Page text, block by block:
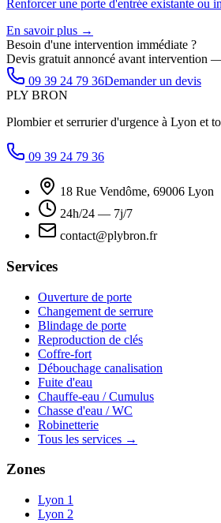
Renforcer une porte d'entrée existante ou
En savoir plus →
Besoin d'une intervention immédiate ?
Devis gratuit annoncé avant intervention
09 39 24 79 36Demander un devis
PLY BRON
Plombier et serrurier d'urgence à Lyon et
09 39 24 79 36
18 Rue Vendôme, 69006 Lyon
24h/24 — 7j/7
contact@plybron.fr
Services
Ouverture de porte
Changement de serrure
Blindage de porte
Reproduction de clés
Coffre-fort
Débouchage canalisation
Fuite d'eau
Chauffe-eau / Cumulus
Chasse d'eau / WC
Robinetterie
Tous les services →
Zones
Lyon 1
Lyon 2